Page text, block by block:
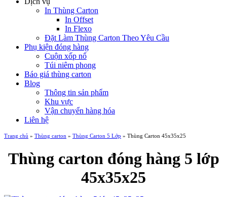
In Thùng Carton
In Offset
In Flexo
Đặt Làm Thùng Carton Theo Yêu Cầu
Phụ kiện đóng hàng
Cuộn xốp nổ
Túi niêm phong
Báo giá thùng carton
Blog
Thông tin sản phẩm
Khu vực
Vận chuyển hàng hóa
Liên hệ
Trang chủ » Thùng carton » Thùng Carton 5 Lớp » Thùng Carton 45x35x25
Thùng carton đóng hàng 5 lớp
45x35x25